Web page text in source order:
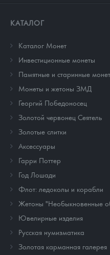
КАТАЛОГ
Каталог Монет
Инвестиционные монеты
Памятные и старинные
Монеты и жетоны ЗМД
Георгий Победоносец
Золотой червонец Сеятель
Золотые слитки
Аксессуары
Гарри Поттер
Год Лошади
Флот: ледоколы и корабли
Жетоны "Необыкновенные
Ювелирные изделия
Русская нумизматика
Золотая карманная галерея